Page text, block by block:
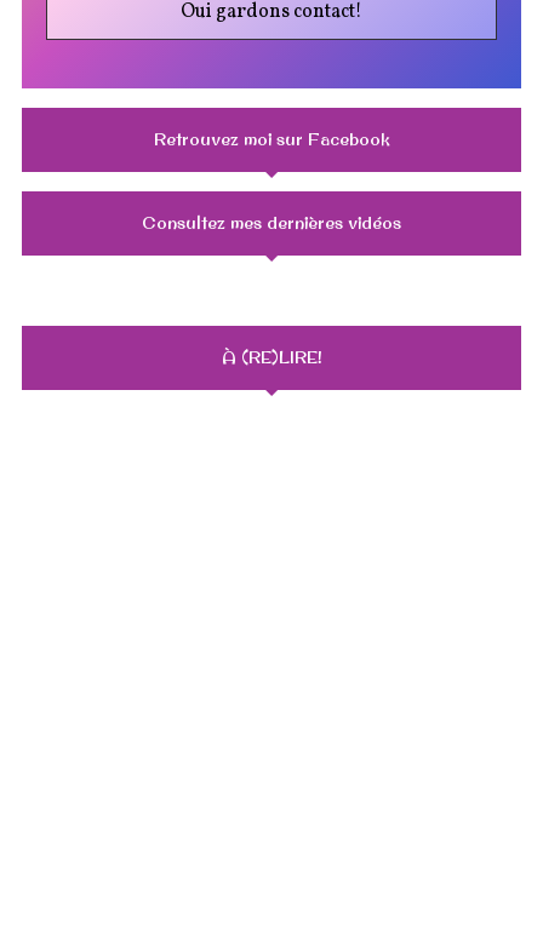
Retrouvez moi sur Facebook
Consultez mes dernières vidéos
À (RE)LIRE!